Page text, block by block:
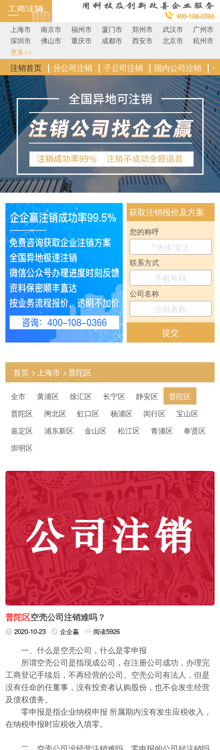
400-108-0366
上海市 南京市 福州市 厦门市 郑州市 武汉市
广州市
深圳市
佛山市 重庆市 成都市 西安市 北京市
杭州市
更多>>
注销首页 分公司注销 子公司注销 国内公司注销
获取注销报价及方案
您的称呼
联系方式
公司名称
提交
首页 上海市 普陀区
全市 黄浦区 徐汇区 长宁区 静安区
普陀区
普陀区
闸北区 虹口区 杨浦区 闵行区
宝山区
嘉定区
浦东新区 金山区 松江区 青浦区
奉贤区
崇明区
普陀区空壳公司注销难吗？
2020-10-23 企企赢 阅读5926
一、什么是空壳公司，什么是零申报
所谓空壳公司是指现成公司，在注册公司成功，办理完
工商登记手续后，不再经营的公司。空壳公司有法人，但是
没有任命的任董事，没有投资者认购股份，也不会发生经营
及债权债务。
零申报是指企业纳税申报 所属期内没有发生应税收入，
在纳税申报时应税收入填零。